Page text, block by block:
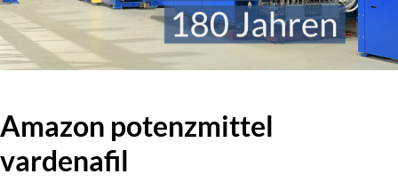
Amazon potenzmittel
vardenafil